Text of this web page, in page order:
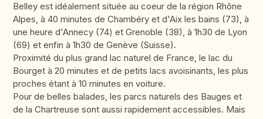
Belley est idéalement située au coeur de la région Rhône
Alpes, à 40 minutes de Chambéry et d'Aix les bains (73), à
une heure d'Annecy (74) et Grenoble (38), à 1h30 de Lyon
(69) et enfin à 1h30 de Genève (Suisse).
Proximité du plus grand lac naturel de France, le lac du
Bourget à 20 minutes et de petits lacs avoisinants, les plus
proches étant à 10 minutes en voiture.
Pour de belles balades, les parcs naturels des Bauges et
de la Chartreuse sont aussi rapidement accessibles. Mais